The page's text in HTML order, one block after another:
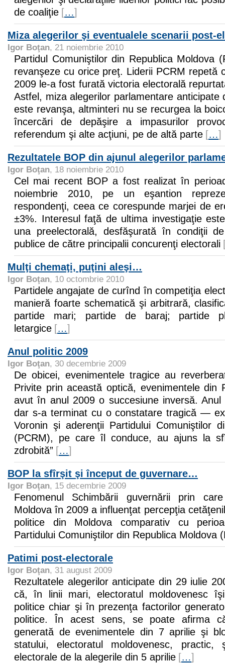
de coaliţie […]
Miza alegerilor şi eventualele scenarii post-
Igor Boţan, 21 noiembrie 2010
Partidul Comuniştilor din Republica Moldova
revanşeze cu orice preţ. Liderii PCRM repetă
2009 le-a fost furată victoria electorală
Astfel, miza alegerilor parlamentare anticipate
este revanşa, altminteri nu se recurgea la
încercări de depăşire a impasurilor
referendum şi alte acţiuni, pe de altă parte […]
Rezultatele BOP din ajunul alegerilor
Igor Boţan, 18 noiembrie 2010
Cel mai recent BOP a fost realizat în
noiembrie 2010, pe un eşantion
respondenţi, ceea ce corespunde marjei de
±3%. Interesul faţă de ultima investigaţie
una preelectorală, desfăşurată în condiţii
publice de către principalii concurenţi electorali
Mulţi chemaţi, puţini aleşi…
Igor Boţan, 10 octombrie 2010
Partidele angajate de curînd în competiţia
manieră foarte schematică şi arbitrară,
partide mari; partide de baraj; partide
letargice […]
Anul politic 2009
Igor Boţan, 30 decembrie 2009
De obicei, evenimentele tragice au
Privite prin această optică, evenimentele din
avut în anul 2009 o succesiune inversă.
dar s-a terminat cu o constatare tragică —
Voronin şi aderenţii Partidului Comuniştilor
(PCRM), pe care îl conduce, au ajuns la
zdrobită” […]
BOP la sfîrşit şi început de guvernare…
Igor Boţan, 15 decembrie 2009
Fenomenul Schimbării guvernării prin
Moldova în 2009 a influenţat percepţia
politice din Moldova comparativ cu
Partidului Comuniştilor din Republica Moldova
Patimi post-electorale
Igor Boţan, 31 august 2009
Rezultatele alegerilor anticipate din 29 iulie
că, în linii mari, electoratul moldovenesc
politice chiar şi în prezenţa factorilor
politice. În acest sens, se poate afirma
generată de evenimentele din 7 aprilie şi
statului, electoratul moldovenesc, practic,
electorale de la alegerile din 5 aprilie […]